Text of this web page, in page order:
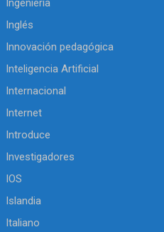
Ingeniería
Inglés
Innovación pedagógica
Inteligencia Artificial
Internacional
Internet
Introduce
Investigadores
IOS
Islandia
Italiano